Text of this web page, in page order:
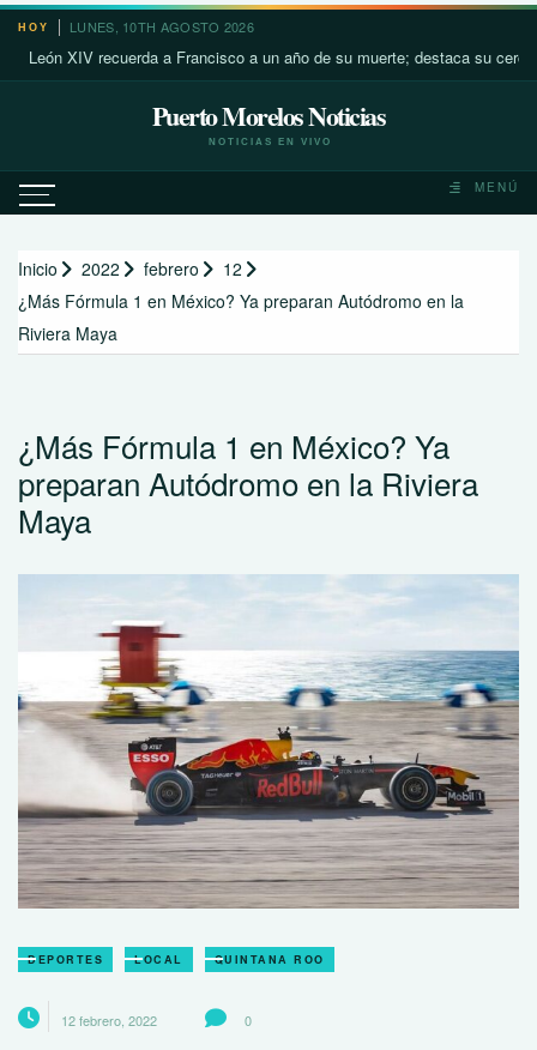
Saltar
contenido
HOY LUNES, 10TH AGOSTO 2026
XIV recuerda a Francisco a un año de su muerte; destaca su cercanía
Puerto Morelos Noticias
NOTICIAS EN VIVO
MENÚ
Inicio 2022 febrero
12
¿Más Fórmula 1 en México? Ya preparan Autódromo en la
Riviera Maya
¿Más Fórmula 1 en México? Ya
preparan Autódromo en la Riviera
Maya
DEPORTES LOCAL QUINTANA ROO
12 febrero, 2022 0